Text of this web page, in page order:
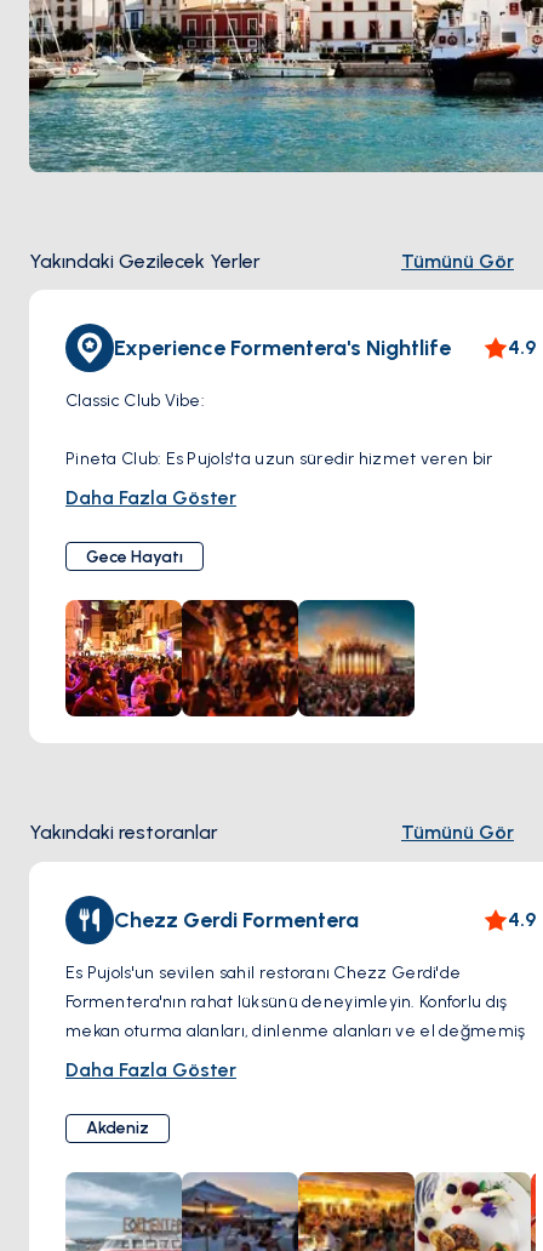
Yakındaki Gezilecek Yerler Tümünü Gör
Experience Formentera's Nightlife 4.9
Classic Club Vibe:
Pineta Club: Es Pujols'ta uzun süredir hizmet veren bir
kulüp olan Pineta Club, geniş dans pisti ve çeşitli müzik
Tipic: Ada genelinde en popüler gece kulüplerinden biri
olan Tipic, yerli halkı ve turistleri çekiyor. Elektronik ve
house müziği sunuyor.
Canlı Müzik ve Kokteyller:
Bananas & Co: Canlı müzik ve DJ'lerin yanı sıra kokteyller ve
dansın da yer aldığı eğlenceli bir parti atmosferine sahip
kadar değişen canlı müzik performanslarıyla ünlüdür.
Plajda Rahatlatıcı:
lounge bar havası sunar. Daha sakin bir akşam için
içecekler ve müzik için mükemmeldir.
Daha Fazla Göster
Gece Hayatı
Yakındaki restoranlar Tümünü Gör
Chezz Gerdi Formentera 4.9
Es Pujols'un sevilen sahil restoranı Chezz Gerdi'de
Formentera'nın rahat lüksünü deneyimleyin. Konforlu dış
mekan oturma alanları, dinlenme alanları ve el değmemiş
plaja doğrudan erişim sayesinde kendinizi adanın
Chezz Gerdi, taze Akdeniz mutfağı ve ustalıkla
hazırlanmış paella, pizza ve makarnalarda uzmanlaşmıştır.
Menüleri, karanın ve denizin en iyilerini ön plana çıkararak
çeşitli tatlara hitap ediyor.
Chezz Gerdi eksiksiz bir deneyim yaratma konusunda
Daha Fazla Göster
Akdeniz